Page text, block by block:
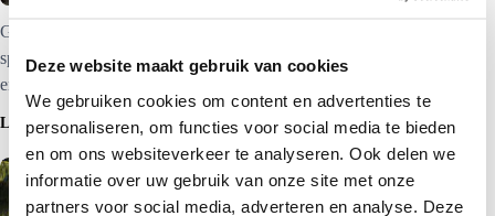
Deze website maakt gebruik van cookies
We gebruiken cookies om content en advertenties te
personaliseren, om functies voor social media te bieden
en om ons websiteverkeer te analyseren. Ook delen we
informatie over uw gebruik van onze site met onze
partners voor social media, adverteren en analyse. Deze
Gratis reizigershandleiding – van Pacific Island Travel, de
specialist voor uw reis naar Australië, Nieuw-Zeeland, Hawaii
en de Stille Zuidzee.
LEES MEER